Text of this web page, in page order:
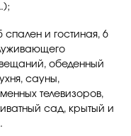
спален и гостиная, 6
обеденный
сауны,
телевизоров,
сад, крытый и